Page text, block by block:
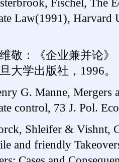
Fischel, The
Law(1991), Harvard
敬：《企业兼并论
大学出版社，1996。
G. Manne, Mergers
control, 73 J. Pol.
Shleifer & Vishnt,
and friendly